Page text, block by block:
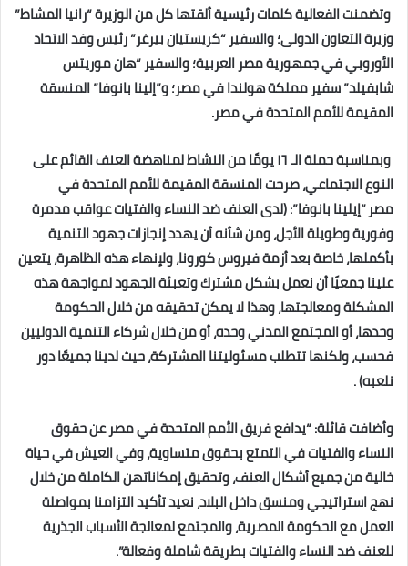
وتضمنت الفعالية كلمات رئيسية ألقتها كل من الوزيرة “رانيا المشاط”
وزيرة التعاون الدولى؛ والسفير “كريستيان بيرغر” رئيس وفد الاتحاد
الأوروبي في جمهورية مصر العربية؛ والسفير “هان موريتس
شابفيلد” سفير مملكة هولندا في مصر؛ و”إلينا بانوفا” المنسقة
المقيمة للأمم المتحدة في مصر.
وبمناسبة حملة الـ ١٦ يومًا من النشاط لمناهضة العنف القائم على
النوع الاجتماعي، صرحت المنسقة المقيمة للأمم المتحدة في
مصر “إيلينا بانوفا”: (لدى العنف ضد النساء والفتيات عواقب مدمرة
وفورية وطويلة الأجل، ومن شأنه أن يهدد إنجازات جهود التنمية
بأكملها، خاصة بعد أزمة فيروس كورونا، ولإنهاء هذه الظاهرة، يتعين
علينا جمعيًا أن نعمل بشكل مشترك وتعبئة الجهود لمواجهة هذه
المشكلة ومعالجتها، وهذا لا يمكن تحقيقه من خلال الحكومة
وحدها، أو المجتمع المدني وحده، أو من خلال شركاء التنمية الدوليين
فحسب، ولكنها تتطلب مسئوليتنا المشتركة، حيث لدينا جميعًا دور
نلعبه) .
وأضافت قائلة: “يدافع فريق الأمم المتحدة في مصر عن حقوق
النساء والفتيات في التمتع بحقوق متساوية، وفي العيش في حياة
خالية من جميع أشكال العنف، وتحقيق إمكاناتهن الكاملة من خلال
نهج استراتيجي ومنسق داخل البلاد، نعيد تأكيد التزامنا بمواصلة
العمل مع الحكومة المصرية، والمجتمع لمعالجة الأسباب الجذرية
للعنف ضد النساء والفتيات بطريقة شاملة وفعالة”.